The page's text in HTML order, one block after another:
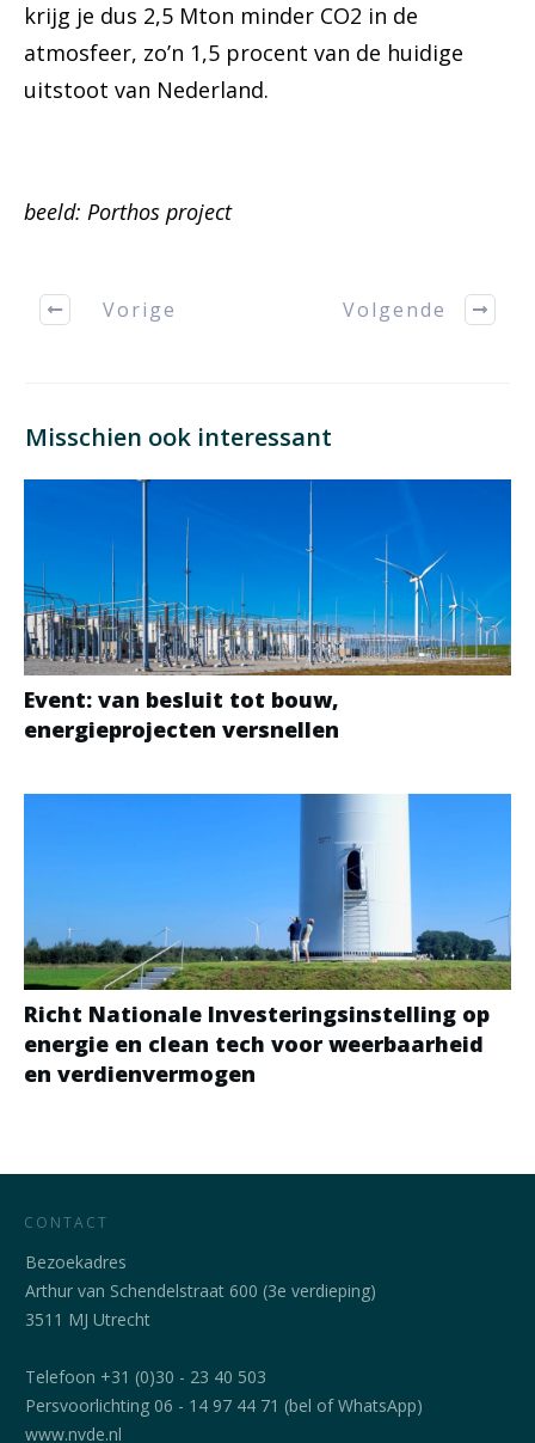
krijg je dus 2,5 Mton minder CO2 in de
atmosfeer, zo’n 1,5 procent van de huidige
uitstoot van Nederland.
beeld: Porthos project
Vorige Volgende
Misschien ook interessant
Event: van besluit tot bouw,
energieprojecten versnellen
Richt Nationale Investeringsinstelling op
energie en clean tech voor weerbaarheid
en verdienvermogen
CONTACT
Bezoekadres
Arthur van Schendelstraat 600 (3e verdieping)
3511 MJ Utrecht
Telefoon +31 (0)30 - 23 40 503
Persvoorlichting 06 - 14 97 44 71 (bel of WhatsApp)
www.nvde.nl